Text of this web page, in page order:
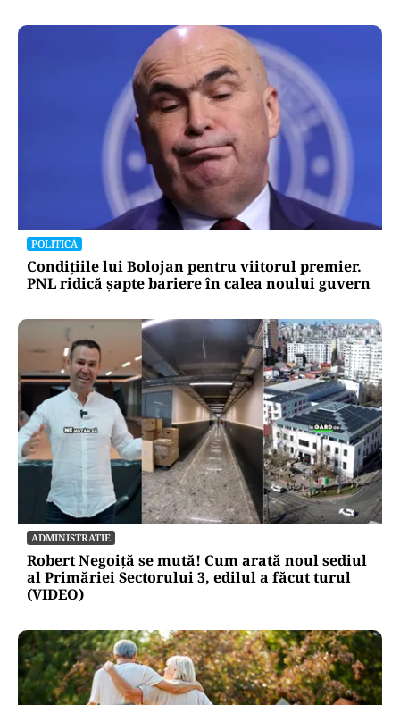
POLITICĂ
Condițiile lui Bolojan pentru viitorul premier.
PNL ridică șapte bariere în calea noului guvern
ADMINISTRATIE
Robert Negoiță se mută! Cum arată noul sediul
al Primăriei Sectorului 3, edilul a făcut turul
(VIDEO)